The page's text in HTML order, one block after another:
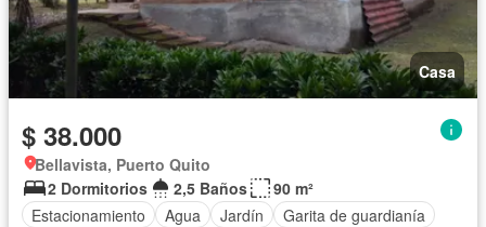
Casa
$ 38.000
Bellavista, Puerto Quito
2 Dormitorios
2,5 Baños
90 m²
Estacionamiento
Agua Jardín
Garita de guardianía